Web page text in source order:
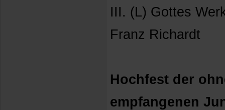
III. (L) Gottes
Franz Richardt
Hochfest der
empfangenen